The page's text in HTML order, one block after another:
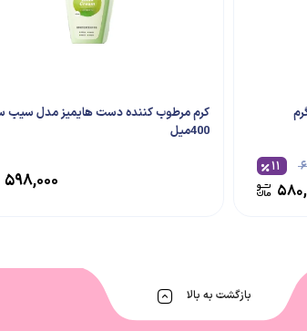
۱۱
کرم مرطوب کننده دست هایمیز مدل سیب
400میل
۵۹۸,۰۰۰
بازگشت به بالا